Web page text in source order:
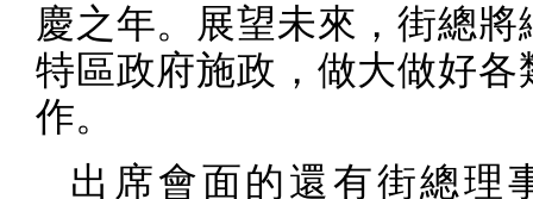
慶之年。展望未來，街總將
特區政府施政，做大做好各
作。
出席會面的還有街總理